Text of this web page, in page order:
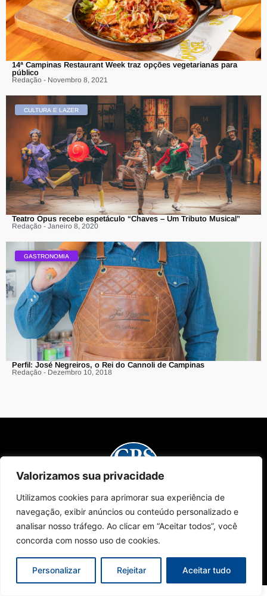
Valorizamos sua privacidade
Utilizamos cookies para aprimorar sua experiência de
navegação, exibir anúncios ou conteúdo personalizado e
analisar nosso tráfego. Ao clicar em “Aceitar todos”, você
concorda com nosso uso de cookies.
Personalizar Rejeitar Aceitar tudo
14ª Campinas Restaurant Week traz opções vegetarianas para
público
Redação - Novembro 8, 2021
CULTURA E LAZER
Teatro Opus recebe espetáculo “Chaves – Um Tributo Musical”
Redação - Janeiro 8, 2020
GASTRONOMIA
Perfil: José Negreiros, o Rei do Cannoli de Campinas
Redação - Dezembro 10, 2018
Sobre NósEdições da RevistaComo AnunciarContato
Políticas de Privacidade
© 2024 Campinas Café. Todos os direitos reservados.